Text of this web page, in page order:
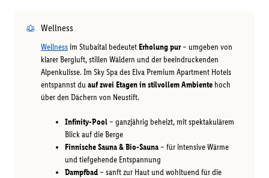
Wellness
Wellnessim Stubaital bedeutet Erholung pur– umgeben von
klarer Bergluft, stillen Wäldern und der beeindruckenden
Alpenkulisse. Im Sky Spa des Elva Premium Apartment Hotels
entspannst duauf zwei Etagen in stilvollem Ambiente hoch
über den Dächern von Neustift.
Infinity-Pool– ganzjährig beheizt, mit spektakulärem
Blick auf die Berge
Finnische Sauna & Bio-Sauna– für intensive Wärme
und tiefgehende Entspannung
Dampfbad– sanft zur Haut und wohltuend für die